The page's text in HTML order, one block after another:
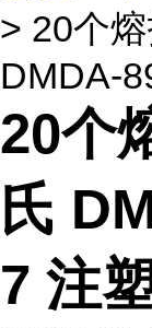
> 20个
DMDA-
20个
氏
7 注